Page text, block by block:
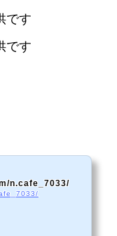
です
です
n.cafe_7033/